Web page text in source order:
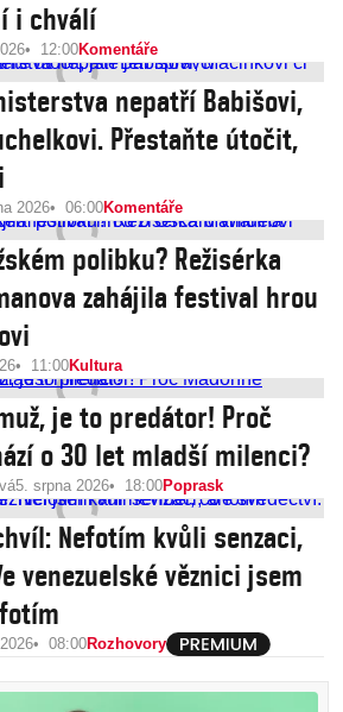
i chválí
12:00Komentáře
nepatří Babišovi,
Přestaňte útočit,
2026 06:00Komentáře
polibku? Režisérka
zahájila festival hrou
11:00Kultura
je to predátor! Proč
o 30 let mladší milenci?
5. srpna 2026 18:00Poprask
Nefotím kvůli senzaci,
venezuelské věznici jsem
08:00Rozhovory